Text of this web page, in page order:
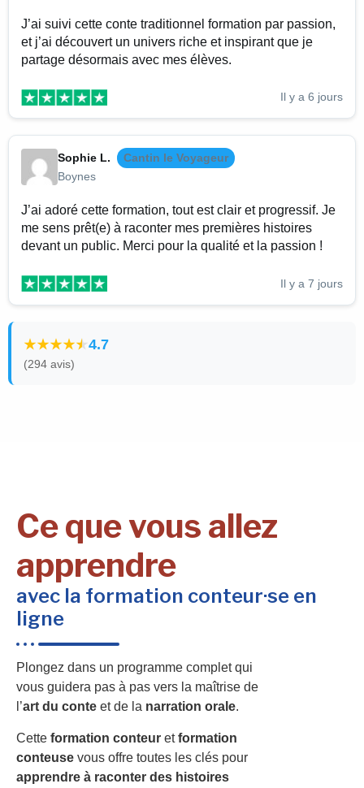
J’ai suivi cette conte traditionnel formation par passion,
et j’ai découvert un univers riche et inspirant que je
partage désormais avec mes élèves.
Il y a 6 jours
Sophie L.
Cantin le Voyageur
Boynes
J’ai adoré cette formation, tout est clair et progressif. Je
me sens prêt(e) à raconter mes premières histoires
devant un public. Merci pour la qualité et la passion !
Il y a 7 jours
4.7
(294 avis)
Ce que vous allez
apprendre
avec la formation conteur·se en
ligne
Plongez dans un programme complet qui
vous guidera pas à pas vers la maîtrise de
l’art du conte et de la narration orale.
Cette formation conteur etformation
conteuse vous offre toutes les clés pour
apprendre à raconter des histoires